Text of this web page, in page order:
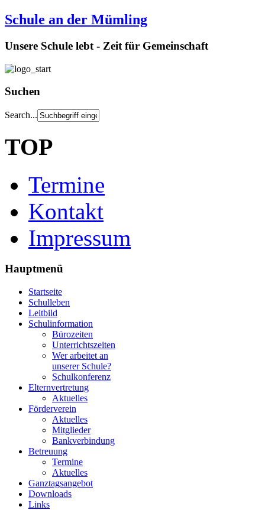
Schule an der Mümling
Unsere Schule lebt - Zeit für Gemeinschaft
Suchen
Search...
TOP
Termine
Kontakt
Impressum
Hauptmenü
Startseite
Schulleben
Leitbild
Schulinformation
Bürozeiten
Unterrichtszeiten
Wer arbeitet an
unserer Schule?
Schulkonferenz
Elternvertretung
Aktuelles
Förderverein
Aktuelles
Mitglieder
Bankverbindung
Betreuung
Termine
Aktuelles
Ganztagsangebot
Downloads
Links